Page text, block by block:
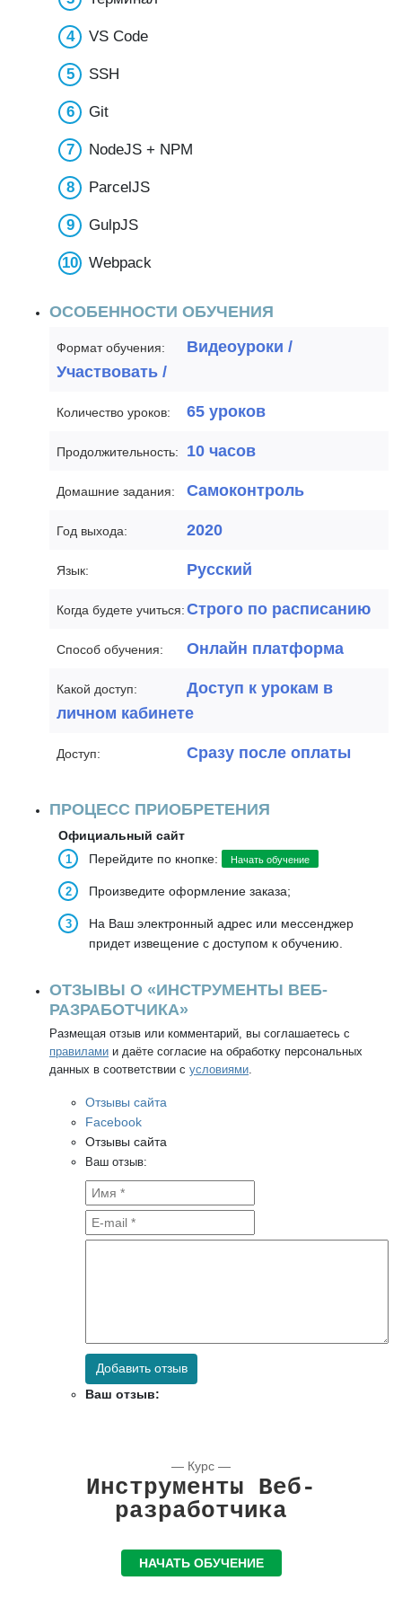
VS Code
SSH
Git
NodeJS + NPM
ParcelJS
GulpJS
Webpack
ОСОБЕННОСТИ ОБУЧЕНИЯ
Формат обучения:
Видеоуроки /
Участвовать /
Количество уроков: 65 уроков
Продолжительность: 10 часов
Домашние задания: Самоконтроль
Год выхода: 2020
Язык: Русский
Когда будете учиться:Строго по расписанию
Способ обучения: Онлайн платформа
Какой доступ:
Доступ к урокам в
личном кабинете
Доступ: Сразу после оплаты
ПРОЦЕСС ПРИОБРЕТЕНИЯ
Официальный сайт
Перейдите по кнопке:
Начать обучение
Произведите оформление заказа;
На Ваш электронный адрес или мессенджер
придет извещение с доступом к обучению.
ОТЗЫВЫ О «ИНСТРУМЕНТЫ ВЕБ-
РАЗРАБОТЧИКА»
Размещая отзыв или комментарий, вы соглашаетесь с
правилами и даёте согласие на обработку персональных
данных в соответствии с условиями.
Отзывы сайта
Facebook
Отзывы сайта
Ваш отзыв:
Добавить отзыв
Ваш отзыв:
— Курс —
Инструменты Веб-
разработчика
НАЧАТЬ ОБУЧЕНИЕ